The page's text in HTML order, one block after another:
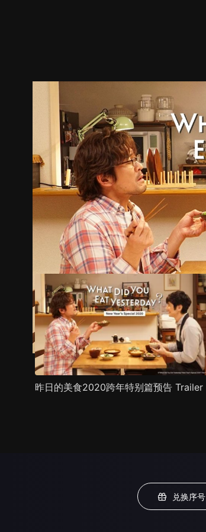
剧照 推荐影片 剧情介绍
昨日的美食2020跨年特别篇预告 Trailer
兑换序号